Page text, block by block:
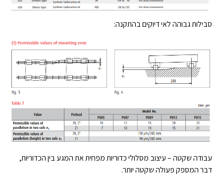
סבילות גבוהה לאי דיוקים בהתקנה:
עבודה שקטה – עיצוב מסלולי כדוריות מפחית את המגע בין הכדוריות,
דבר המספק פעולה שקטה יותר.